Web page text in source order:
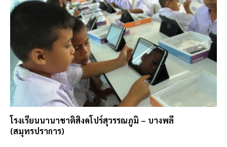
โรงเรียนนานาชาติสิงคโปร์สุวรรณภูมิ – บางพลี
(สมุทรปราการ)